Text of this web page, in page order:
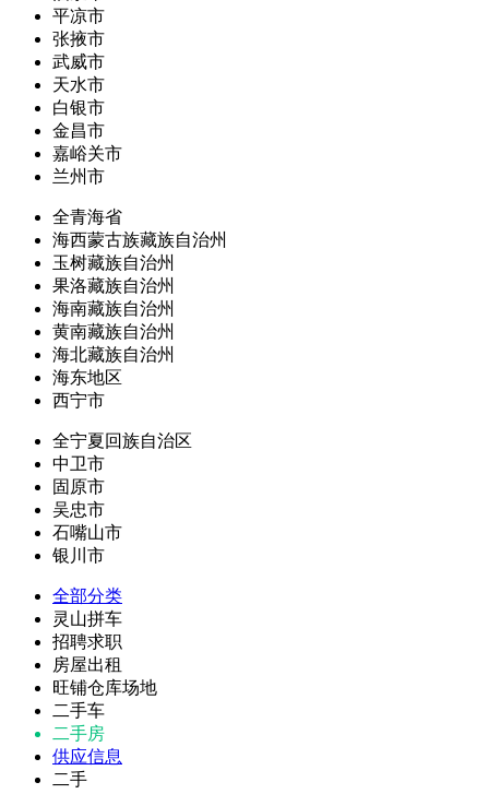
平凉市
张掖市
武威市
天水市
白银市
金昌市
嘉峪关市
兰州市
全青海省
海西蒙古族藏族自治州
玉树藏族自治州
果洛藏族自治州
海南藏族自治州
黄南藏族自治州
海北藏族自治州
海东地区
西宁市
全宁夏回族自治区
中卫市
固原市
吴忠市
石嘴山市
银川市
全部分类
灵山拼车
招聘求职
房屋出租
旺铺仓库场地
二手车
二手房
供应信息
二手